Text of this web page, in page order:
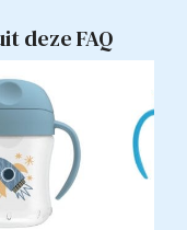
deze FAQ